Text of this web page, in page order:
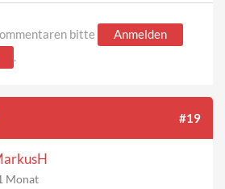
bitte
Anmelden
#19
Monat